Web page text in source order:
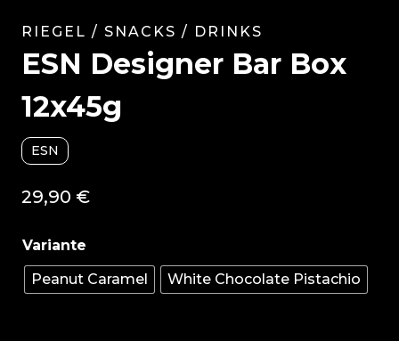
RIEGEL / SNACKS / DRINKS
ESN Designer Bar Box
12x45g
ESN
29,90 €
Peanut Caramel White Chocolate Pistachio